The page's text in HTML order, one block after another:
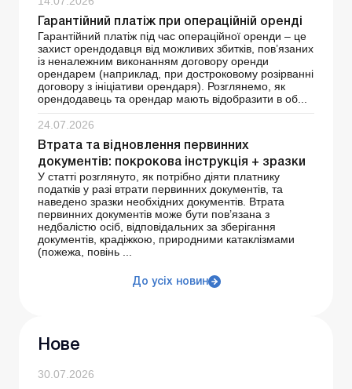
Гарантійний платіж при операційній оренді
Гарантійний платіж під час операційної оренди – це
захист орендодавця від можливих збитків, пов’язаних
із неналежним виконанням договору оренди
орендарем (наприклад, при достроковому розірванні
договору з ініціативи орендаря). Розглянемо, як
орендодавець та орендар мають відобразити в об...
24.07.2026
Втрата та відновлення первинних
документів: покрокова інструкція + зразки
У статті розглянуто, як потрібно діяти платнику
податків у разі втрати первинних документів, та
наведено зразки необхідних документів. Втрата
первинних документів може бути пов’язана з
недбалістю осіб, відповідальних за зберігання
документів, крадіжкою, природними катаклізмами
(пожежа, повінь ...
До усіх новин
Нове
30.07.2026